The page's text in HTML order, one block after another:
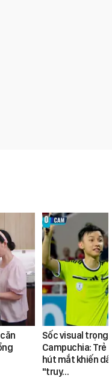
Sốc visual trọng
Campuchia: Trẻ
hút mắt khiến
"truy…